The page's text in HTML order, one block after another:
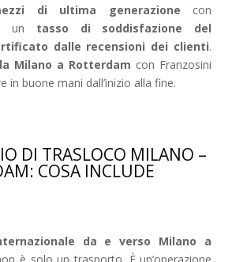
di ultima generazione con
un tasso di soddisfazione del
dalle recensioni dei clienti.
Milano a Rotterdam con Franzosini
in buone mani dall’inizio alla fine.
DI TRASLOCO MILANO –
COSA INCLUDE
da e verso Milano a